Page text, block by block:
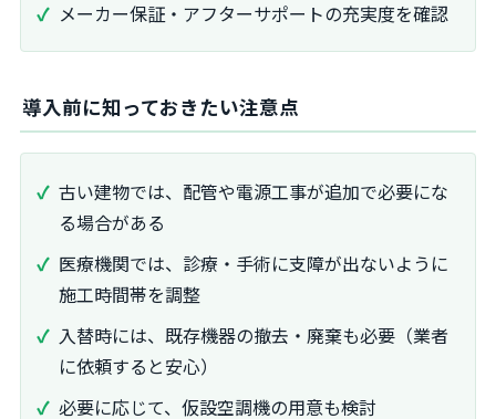
メーカー保証・アフターサポートの充実度を確認
導入前に知っておきたい注意点
古い建物では、配管や電源工事が追加で必要にな
る場合がある
医療機関では、診療・手術に支障が出ないように
施工時間帯を調整
入替時には、既存機器の撤去・廃棄も必要（業者
に依頼すると安心）
必要に応じて、仮設空調機の用意も検討